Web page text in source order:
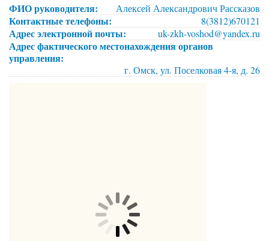
ФИО руководителя: Алексей Александрович Рассказов
Контактные телефоны: 8(3812)670121
Адрес электронной почты: uk-zkh-voshod@yandex.ru
Адрес фактического местонахождения органов
управления:
г. Омск, ул. Поселковая 4-я, д. 26